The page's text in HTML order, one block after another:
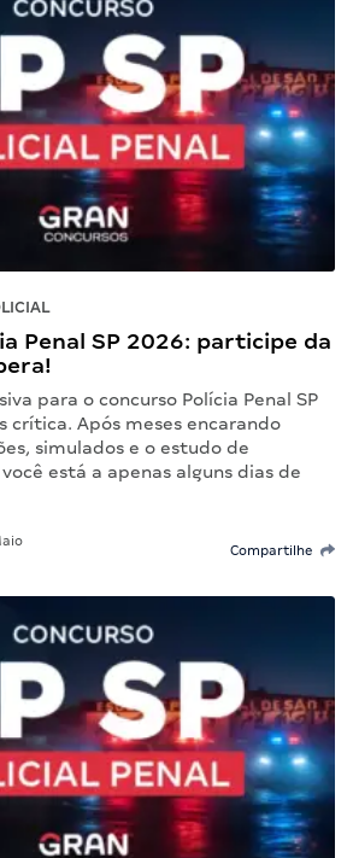
Penal SP 2026: participe da
para o concurso Polícia Penal SP
crítica. Após meses encarando
simulados e o estudo de
você está a apenas alguns dias de
Compartilhe